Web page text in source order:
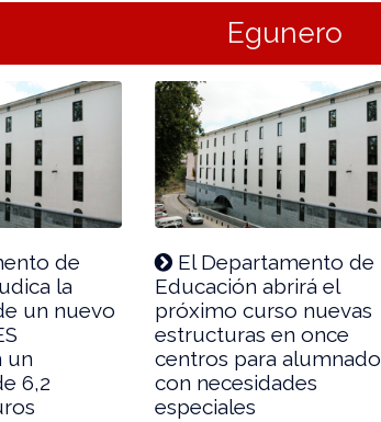
Egunero
de
la
un nuevo
un
6,2
El Departamento de
Educación abrirá el
próximo curso nuevas
estructuras en once
centros para alumnado
con necesidades
especiales